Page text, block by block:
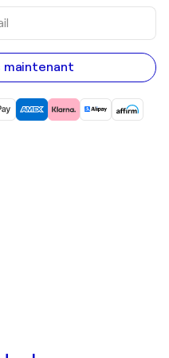
maintenant